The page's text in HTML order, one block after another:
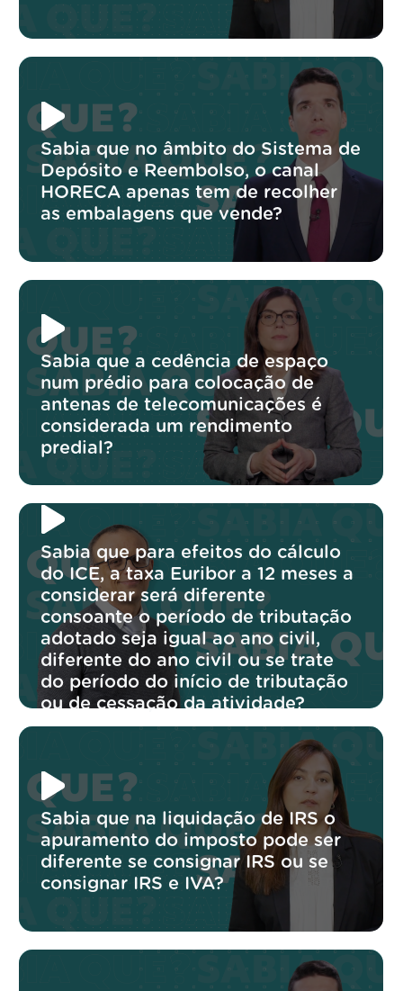
Sabia que no âmbito do Sistema de
Depósito e Reembolso, o canal
HORECA apenas tem de recolher
as embalagens que vende?
Sabia que a cedência de espaço
num prédio para colocação de
antenas de telecomunicações é
considerada um rendimento
predial?
Sabia que para efeitos do cálculo
do ICE, a taxa Euribor a 12 meses a
considerar será diferente
consoante o período de tributação
adotado seja igual ao ano civil,
diferente do ano civil ou se trate
do período do início de tributação
ou de cessação da atividade?
Sabia que na liquidação de IRS o
apuramento do imposto pode ser
diferente se consignar IRS ou se
consignar IRS e IVA?